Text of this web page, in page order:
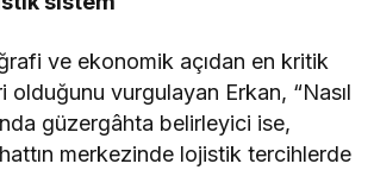
ve ekonomik açıdan en kritik
olduğunu vurgulayan Erkan, “Nasıl
güzergâhta belirleyici ise,
merkezinde lojistik tercihlerde